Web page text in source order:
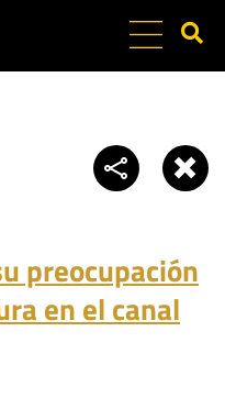
preocupación
en el canal